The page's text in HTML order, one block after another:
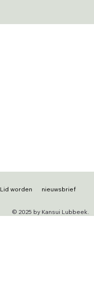
Lid worden
nieuwsbrief
© 2025 by Kansui Lubbeek.